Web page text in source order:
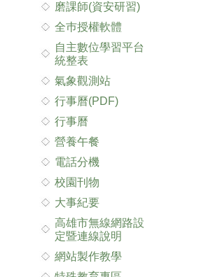
磨課師(資安研習)
全巿授權軟體
自主數位學習平台
統整表
氣象觀測站
行事曆(PDF)
行事曆
營養午餐
電話分機
校園刊物
大事紀要
高雄市無線網路設
定暨連線說明
網站製作教學